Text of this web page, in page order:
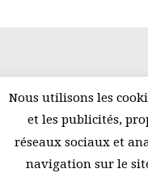
Nous utilisons les
et les publicités,
réseaux sociaux et
navigation sur le